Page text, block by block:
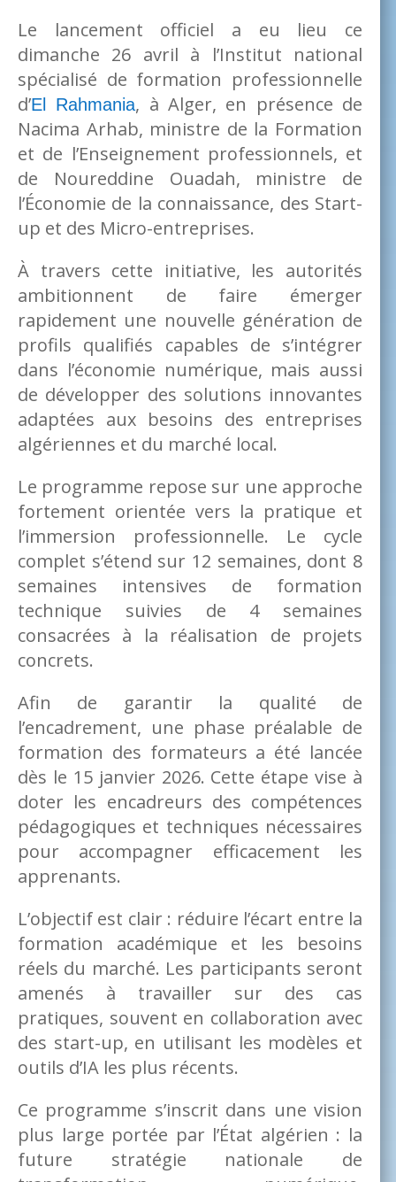
Le lancement officiel a eu lieu ce
dimanche 26 avril à l’Institut national
spécialisé de formation professionnelle
d’El Rahmania, à Alger, en présence de
Nacima Arhab, ministre de la Formation
et de l’Enseignement professionnels, et
de Noureddine Ouadah, ministre de
l’Économie de la connaissance, des Start-
up et des Micro-entreprises.
À travers cette initiative, les autorités
ambitionnent de faire émerger
rapidement une nouvelle génération de
profils qualifiés capables de s’intégrer
dans l’économie numérique, mais aussi
de développer des solutions innovantes
adaptées aux besoins des entreprises
algériennes et du marché local.
Le programme repose sur une approche
fortement orientée vers la pratique et
l’immersion professionnelle. Le cycle
complet s’étend sur 12 semaines, dont 8
semaines intensives de formation
technique suivies de 4 semaines
consacrées à la réalisation de projets
concrets.
Afin de garantir la qualité de
l’encadrement, une phase préalable de
formation des formateurs a été lancée
dès le 15 janvier 2026. Cette étape vise à
doter les encadreurs des compétences
pédagogiques et techniques nécessaires
pour accompagner efficacement les
apprenants.
L’objectif est clair : réduire l’écart entre la
formation académique et les besoins
réels du marché. Les participants seront
amenés à travailler sur des cas
pratiques, souvent en collaboration avec
des start-up, en utilisant les modèles et
outils d’IA les plus récents.
Ce programme s’inscrit dans une vision
plus large portée par l’État algérien : la
future stratégie nationale de